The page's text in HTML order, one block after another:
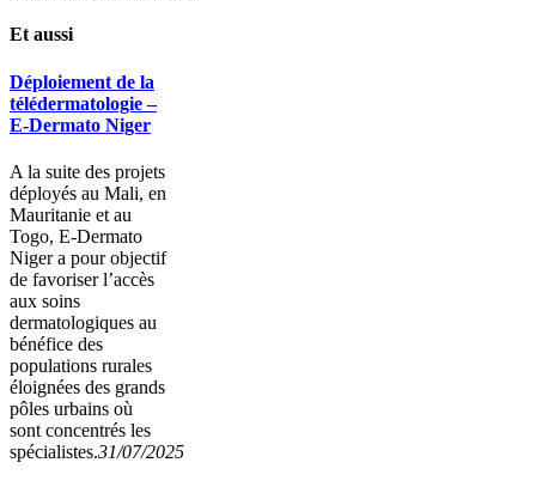
Et aussi
Déploiement de la
télédermatologie –
E-Dermato Niger
A la suite des projets
déployés au Mali, en
Mauritanie et au
Togo, E-Dermato
Niger a pour objectif
de favoriser l’accès
aux soins
dermatologiques au
bénéfice des
populations rurales
éloignées des grands
pôles urbains où
sont concentrés les
spécialistes.31/07/2025